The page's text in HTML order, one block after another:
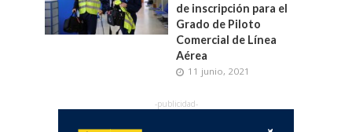
de inscripción para el
Grado de Piloto
Comercial de Línea
Aérea
11 junio, 2021